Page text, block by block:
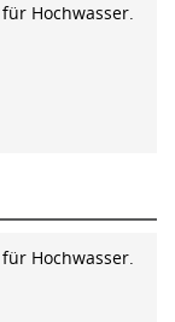
Hochwasser.
Hochwasser.